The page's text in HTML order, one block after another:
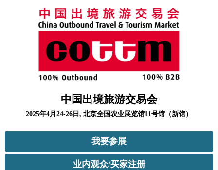
中国出境旅游交易会
2025年4月24-26日, 北京全国农业展览馆11号馆（新馆）
我要参展
业内观众/买家注册